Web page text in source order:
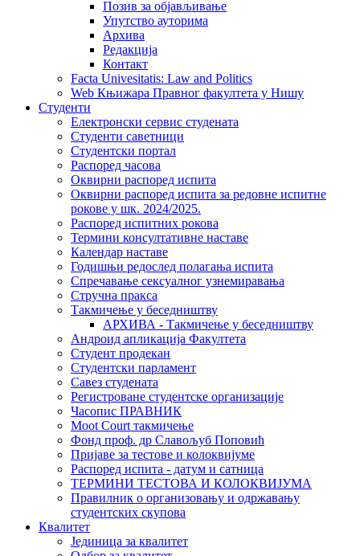
Позив за објављивање
Упутство ауторима
Архива
Редакција
Контакт
Facta Univesitatis: Law and Politics
Web Књижара Правног факултета у Нишу
Студенти
Електронски сервис студената
Студенти саветници
Студентски портал
Распоред часова
Оквирни распоред испита
Оквирни распоред испита за редовне испитне
рокове у шк. 2024/2025.
Распоред испитних рокова
Термини консултативне наставе
Календар наставе
Годишњи редослед полагања испита
Спречавање сексуалног узнемиравања
Стручна пракса
Такмичење у беседништву
АРХИВА - Такмичење у беседништву
Андроид апликација Факултета
Студент продекан
Студентски парламент
Савез студената
Регистроване студентске организације
Часопис ПРАВНИК
Moot Court такмичење
Фонд проф. др Славољуб Поповић
Пријаве за тестове и колоквијуме
Распоред испита - датум и сатница
ТЕРМИНИ ТЕСТОВА И КОЛОКВИЈУМА
Правилник о организовању и одржавању
студентских скупова
Квалитет
Јединица за квалитет